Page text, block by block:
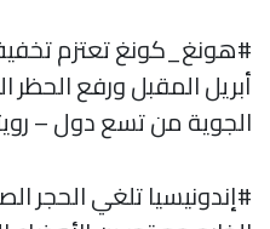
#هونغ_كونغ تعتزم
أبريل المقبل ورفع
الجوية من تسع دول –
#إندونيسيا تلغي الحجر